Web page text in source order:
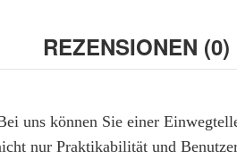
Marke:EcowoodUA
Durchmesser:230 mm
Beschaffung:Optisch, Einzelhandel.
REZENSIONEN (0)
uns können Sie einer
nur Praktikabilität und